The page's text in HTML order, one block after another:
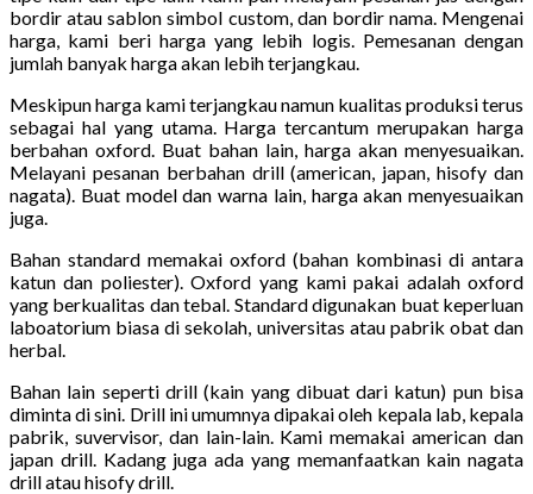
bordir atau sablon simbol custom, dan bordir nama. Mengenai
harga, kami beri harga yang lebih logis. Pemesanan dengan
jumlah banyak harga akan lebih terjangkau.
Meskipun harga kami terjangkau namun kualitas produksi terus
sebagai hal yang utama. Harga tercantum merupakan harga
berbahan oxford. Buat bahan lain, harga akan menyesuaikan.
Melayani pesanan berbahan drill (american, japan, hisofy dan
nagata). Buat model dan warna lain, harga akan menyesuaikan
juga.
Bahan standard memakai oxford (bahan kombinasi di antara
katun dan poliester). Oxford yang kami pakai adalah oxford
yang berkualitas dan tebal. Standard digunakan buat keperluan
laboatorium biasa di sekolah, universitas atau pabrik obat dan
herbal.
Bahan lain seperti drill (kain yang dibuat dari katun) pun bisa
diminta di sini. Drill ini umumnya dipakai oleh kepala lab, kepala
pabrik, suvervisor, dan lain-lain. Kami memakai american dan
japan drill. Kadang juga ada yang memanfaatkan kain nagata
drill atau hisofy drill.